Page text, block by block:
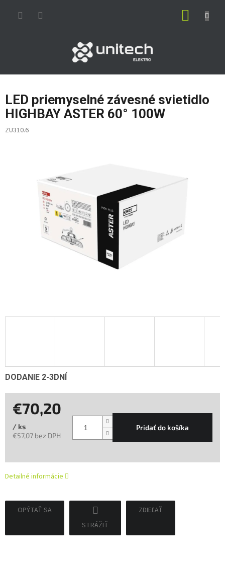
LED priemyselné závesné svietidlo
HIGHBAY ASTER 60° 100W
ZU310.6
DODANIE 2-3DNÍ
€70,20
/ ks
€57,07 bez DPH
Pridať do košíka
Detailné informácie
OPÝTAŤ SA
STRÁŽIŤ
ZDIEĽAŤ